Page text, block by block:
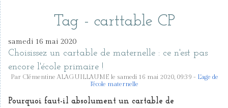
Tag - carttable CP
samedi 16 mai 2020
Choisissez un cartable de maternelle : ce n'est pas
encore l'école primaire !
Par Clémentine ALAGUILLAUME le samedi 16 mai 2020, 09:39 - L'age de
l'école maternelle
Pourquoi faut-il absolument un cartable de